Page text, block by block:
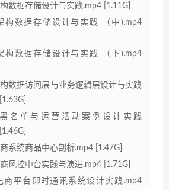
数据存储设计与实践.mp4 [1.11G]
构数据存储设计与实践 （中).mp4
构数据存储设计与实践 （下).mp4
数据访问层与业务逻辑层设计与实践
名单与运营活动案例设计实践
系统商品中心剖析.mp4 [1.47G]
风控中台实践与演进.mp4 [1.71G]
商平台即时通讯系统设计实践.mp4